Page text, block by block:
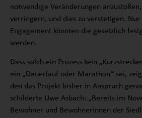
notwendige Veränderungen
verringern, und dies zu verstetigen.
Engagement könnten die gesetzlich
werden.
Dass solch ein Prozess kein
ein „Dauerlauf oder Marathon“ sei,
den das Projekt bisher in Anspruch
schilderte Uwe Asbach: „Bereits im
Bewohner und Bewohnerinnen der